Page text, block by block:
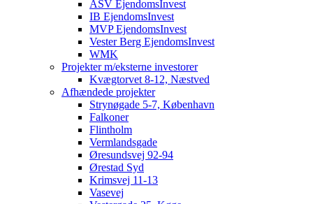
ASV EjendomsInvest
IB EjendomsInvest
MVP EjendomsInvest
Vester Berg EjendomsInvest
WMK
Projekter m/eksterne investorer
Kvægtorvet 8-12, Næstved
Afhændede projekter
Strynøgade 5-7, København
Falkoner
Flintholm
Vermlandsgade
Øresundsvej 92-94
Ørestad Syd
Krimsvej 11-13
Vasevej